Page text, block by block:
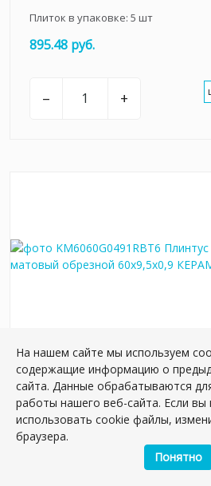
Плиток в упаковке: 5 шт
895.48 руб.
– +
KM6060G0491RBT6
матовый обрезной
Артикул:KM6060G0491RBT6
Размер: 9*60 см
Вес: 1.123 кг
шт
На нашем сайте мы используем
содержащие информацию о
сайта. Данные обрабатываются
работы нашего веб-сайта. Если вы
использовать cookie файлы,
браузера.
Понятно